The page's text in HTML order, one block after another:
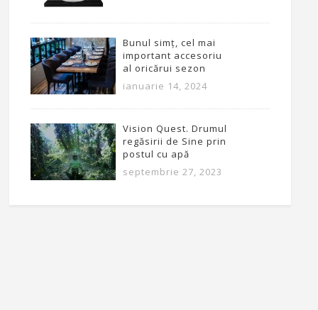
Bunul simț, cel mai
important accesoriu
al oricărui sezon
ianuarie 14, 2024
Vision Quest. Drumul
regăsirii de Sine prin
postul cu apă
septembrie 27, 2023